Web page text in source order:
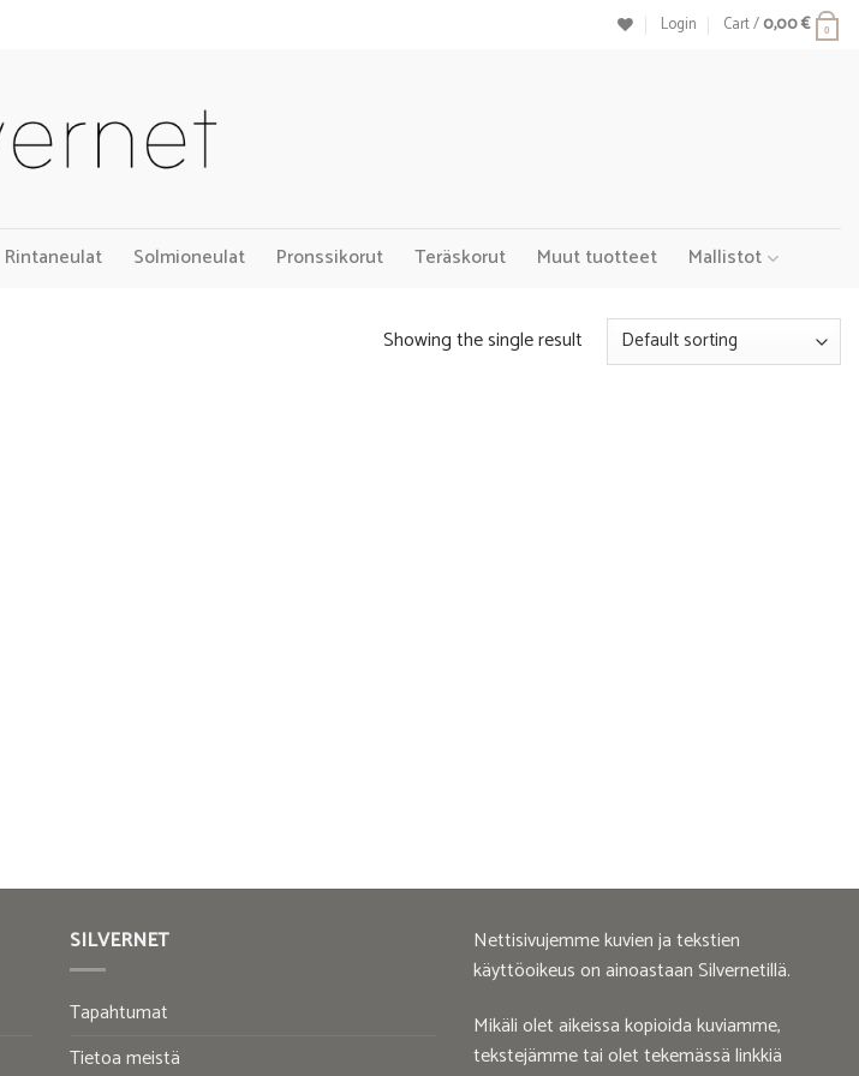
Login Cart /0,00€ 0
Rintaneulat Solmioneulat Pronssikorut Teräskorut Muut tuotteet Mallistot
Showing the single result
SILVERNET
Tapahtumat
Tietoa meistä
Nettisivujemme kuvien ja tekstien
käyttöoikeus on ainoastaan Silvernetillä.
Mikäli olet aikeissa kopioida kuviamme,
tekstejämme tai olet tekemässä linkkiä